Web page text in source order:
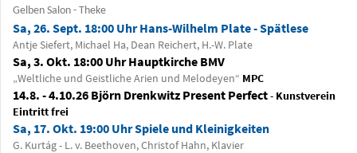
Gelben Salon - Theke
Sa, 26. Sept. 18:00 Uhr Hans-Wilhelm Plate - Spätlese
Antje Siefert, Michael Ha, Dean Reichert, H.-W. Plate
Sa, 3. Okt. 18:00 Uhr Hauptkirche BMV
„Weltliche und Geistliche Arien und Melodeyen“ MPC
14.8. - 4.10.26 Björn Drenkwitz Present Perfect- Kunstverein
Eintritt frei
Sa, 17. Okt. 19:00 Uhr Spiele und Kleinigkeiten
G. Kurtág - L. v. Beethoven, Christof Hahn, Klavier